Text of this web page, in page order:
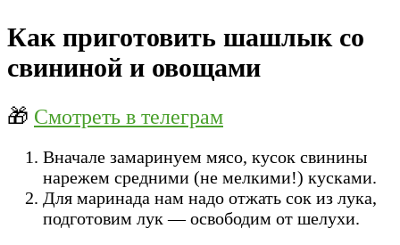
Как приготовить шашлык со
свининой и овощами
🎁 Смотреть в телеграм
Вначале замаринуем мясо, кусок свинины
нарежем средними (не мелкими!) кусками.
Для маринада нам надо отжать сок из лука,
подготовим лук — освободим от шелухи.